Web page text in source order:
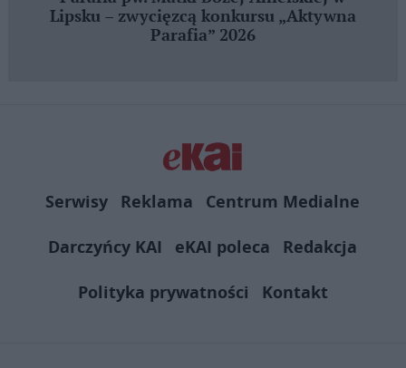
Lipsku – zwycięzcą konkursu „Aktywna
Parafia” 2026
Serwisy Reklama
Centrum Medialne
Darczyńcy KAI
eKAI poleca
Redakcja
Polityka prywatności
Kontakt